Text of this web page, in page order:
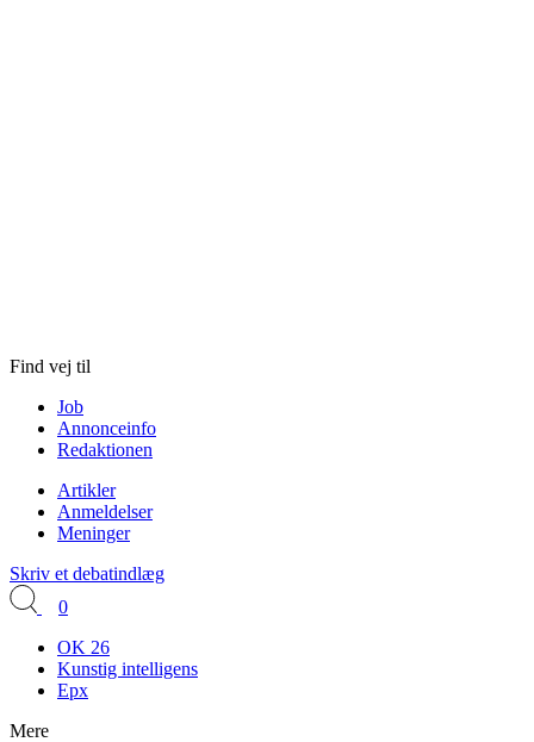
Find vej til
Job
Annonceinfo
Redaktionen
Artikler
Anmeldelser
Meninger
Skriv et debatindlæg
0
OK 26
Kunstig intelligens
Epx
Mere